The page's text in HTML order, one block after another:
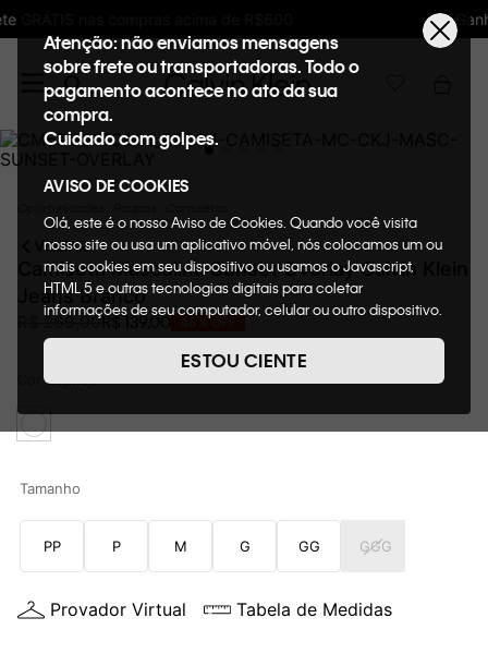
Ganhe 10% de GIFTBACK em todas as compras
Atenção: não enviamos mensagens
sobre frete ou transportadoras. Todo o
pagamento acontece no ato da sua
compra.
Cuidado com golpes.
AVISO DE COOKIES
Olá, este é o nosso Aviso de Cookies. Quando você visita
nosso site ou usa um aplicativo móvel, nós colocamos um ou
mais cookies em seu dispositivo ou usamos o Javascript,
HTML 5 e outras tecnologias digitais para coletar
informações de seu computador, celular ou outro dispositivo.
de cookies, informaremos quais cookies usaremos e quais
suas funções. A forma como processamos os dados
nosso Aviso de Privacidade. Quando você visita nosso site,
consideraremos isso como sua solicitação específica para
entre outros, a capacidade de comprar um item em nossa
Cookies acesse o link.
ESTOU CIENTE
VOLTAR
Camiseta Masculina Sunset Overlay Calvin Klein
Jeans Branco
269,00R$ 139 00 OFF
CorBranco
Tamanho
PP P M G GG GGG
Provador Virtual Tabela de Medidas